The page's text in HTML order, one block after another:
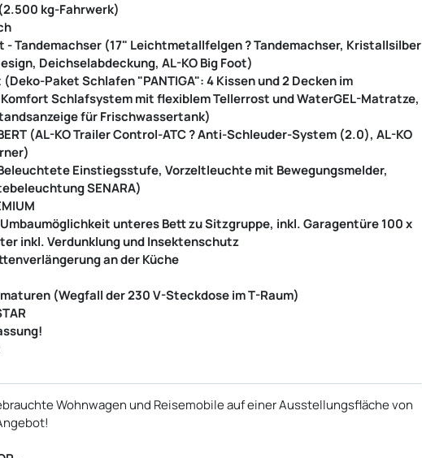
kg-Fahrwerk)
- Tandemachser (17" Leichtmetallfelgen ? Tandemachser, Kristallsilber
Deichselabdeckung, AL-KO Big Foot)
Paket Schlafen "PANTIGA": 4 Kissen und 2 Decken im
Komfort Schlafsystem mit flexiblem Tellerrost und WaterGEL-Matratze,
für Frischwassertank)
(AL-KO Trailer Control-ATC ? Anti-Schleuder-System (2.0), AL-KO
Einstiegsstufe, Vorzeltleuchte mit Bewegungsmelder,
SENARA)
unteres Bett zu Sitzgruppe, inkl. Garagentüre 100 x
inkl. Verdunklung und Insektenschutz
an der Küche
(Wegfall der 230 V-Steckdose im T-Raum)
Wohnwagen und Reisemobile auf einer Ausstellungsfläche von